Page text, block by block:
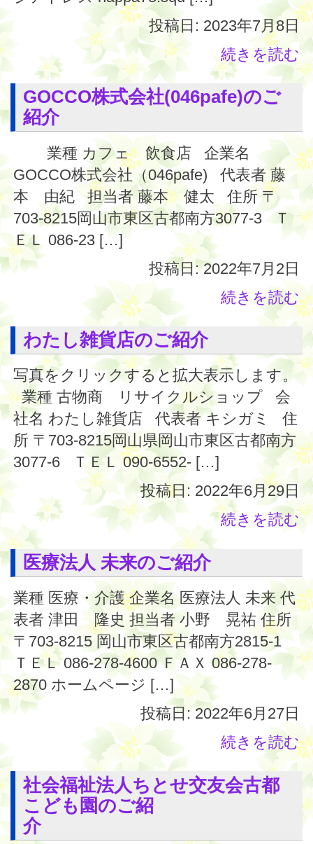
投稿日: 2023年7月8日
続きを読む
GOCCO株式会社(046pafe)のご
紹介
業種 カフェ 飲食店 企業名
GOCCO株式会社（046pafe) 代表者 藤
本 由紀 担当者 藤本 健太 住所 〒
703-8215岡山市東区古都南方3077-3 Ｔ
ＥＬ 086-23 […]
投稿日: 2022年7月2日
続きを読む
わたし雑貨店のご紹介
写真をクリックすると拡大表示します。
業種 古物商 リサイクルショップ 会
社名 わたし雑貨店 代表者 キシガミ 住
所 〒703-8215岡山県岡山市東区古都南方
3077-6 ＴＥＬ 090-6552- […]
投稿日: 2022年6月29日
続きを読む
医療法人 未来のご紹介
業種 医療・介護 企業名 医療法人 未来 代
表者 津田 隆史 担当者 小野 晃祐 住所
〒703-8215 岡山市東区古都南方2815-1
ＴＥＬ 086-278-4600 ＦＡＸ 086-278-
2870 ホームページ […]
投稿日: 2022年6月27日
続きを読む
社会福祉法人ちとせ交友会古都
こども園のご紹
介